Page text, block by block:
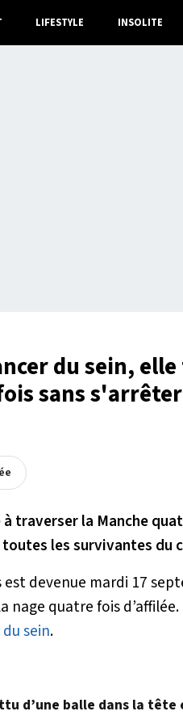
LIFESTYLE INSOLITE
du sein,
sans
traverser la Manche
les survivantes du
est devenue mardi 17
nage quatre fois
sein.
d’une balle dans la